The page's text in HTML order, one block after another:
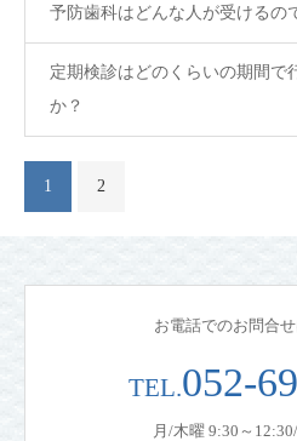
予防歯科はどんな人が受けるの
定期検診はどのくらいの期間で
か？
1 2
お電話でのお問合
TEL.052-
月/木曜 9:30～